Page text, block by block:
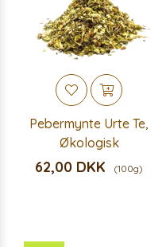
Pebermynte Urte Te,
Økologisk
62,00 DKK (100g)